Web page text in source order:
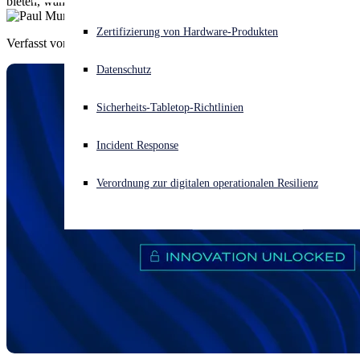
Akuter Cyberangriff? Fordern Sie Sofort-Hilfe an
Anmelden
Open language switcher
Zertifizierung von Hardware-Produkten
Datenschutz
Sicherheits-Tabletop-Richtlinien
Incident Response
Verordnung zur digitalen operationalen Resilienz
Verfasst von